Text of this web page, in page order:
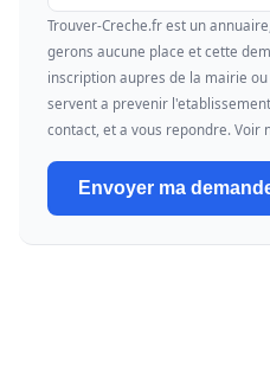
Trouver-Creche.fr est un
gerons aucune place et cette
inscription aupres de la mairie
servent a prevenir
contact, et a vous repondre. Voir
Envoyer ma